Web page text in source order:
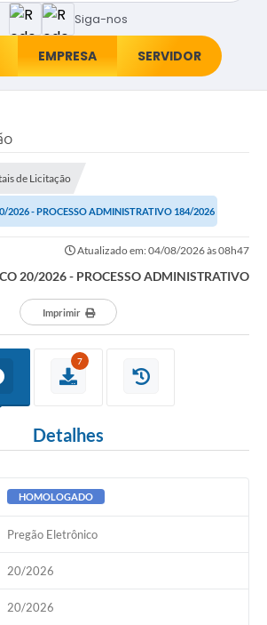
Siga-nos
EMPRESA SERVIDOR
de Licitação
2026 - PROCESSO ADMINISTRATIVO 184/2026
Atualizado em: 04/08/2026 às 08h47
20/2026 - PROCESSO ADMINISTRATIVO
Imprimir
7
Detalhes
HOMOLOGADO
Pregão Eletrônico
20/2026
20/2026